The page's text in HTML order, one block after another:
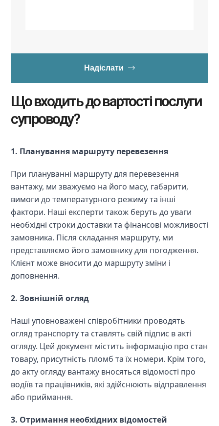
Надіслати
Що входить до вартості послуги
супроводу?
1. Планування маршруту перевезення
При плануванні маршруту для перевезення
вантажу, ми зважуємо на його масу, габарити,
вимоги до температурного режиму та інші
фактори. Наші експерти також беруть до уваги
необхідні строки доставки та фінансові можливості
замовника. Після складання маршруту, ми
представляємо його замовнику для погодження.
Клієнт може вносити до маршруту зміни і
доповнення.
2. Зовнішній огляд
Наші уповноважені співробітники проводять
огляд транспорту та ставлять свій підпис в акті
огляду. Цей документ містить інформацію про стан
товару, присутність пломб та їх номери. Крім того,
до акту огляду вантажу вносяться відомості про
водіїв та працівників, які здійснюють відправлення
або приймання.
3. Отримання необхідних відомостей